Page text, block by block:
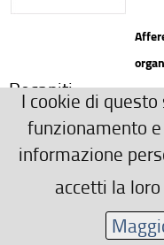
Recapiti
0552756234
Area riservata
I cookie di
funzionamento
informazione
accetti la